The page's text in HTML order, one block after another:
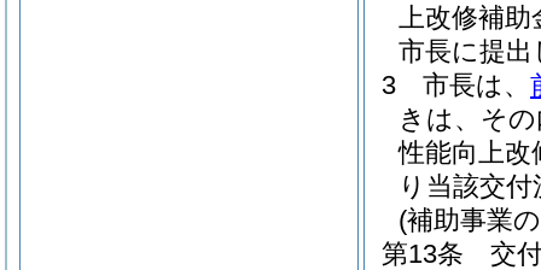
上改修補助
市長に提
3
市長は、
きは、そ
性能向上改
り当該交
(補助事業
第13条
交